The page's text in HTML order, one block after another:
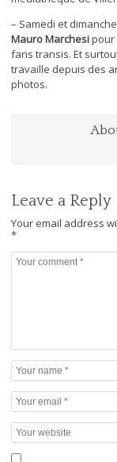
– Samedi et
Mauro Marchesipour
fans transis. Et
travaille depuis des
photos.
Leave a Reply
Your email address
*